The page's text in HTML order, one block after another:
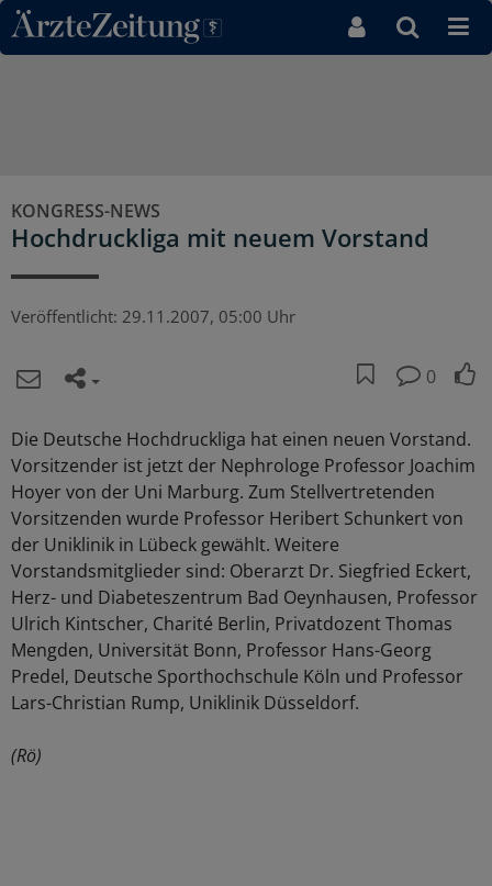
Direkt zum Inhaltsbereich
KONGRESS-NEWS
Hochdruckliga mit neuem Vorstand
Veröffentlicht: 29.11.2007, 05:00 Uhr
0
Die Deutsche Hochdruckliga hat einen neuen Vorstand.
Vorsitzender ist jetzt der Nephrologe Professor Joachim
Hoyer von der Uni Marburg. Zum Stellvertretenden
Vorsitzenden wurde Professor Heribert Schunkert von
der Uniklinik in Lübeck gewählt. Weitere
Vorstandsmitglieder sind: Oberarzt Dr. Siegfried Eckert,
Herz- und Diabeteszentrum Bad Oeynhausen, Professor
Ulrich Kintscher, Charité Berlin, Privatdozent Thomas
Mengden, Universität Bonn, Professor Hans-Georg
Predel, Deutsche Sporthochschule Köln und Professor
Lars-Christian Rump, Uniklinik Düsseldorf.
(Rö)